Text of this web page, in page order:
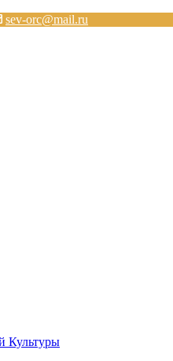
sev-orc@mail.ru